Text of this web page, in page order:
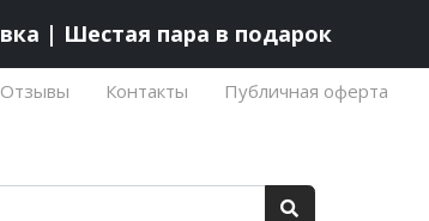
| Шестая пара в подарок
Отзывы Контакты Публичная оферта